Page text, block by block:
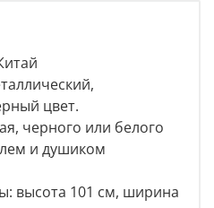
цвет.
черного или белого
и душиком
высота 101 см, ширина